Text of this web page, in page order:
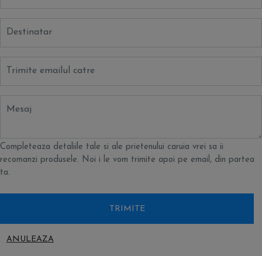
Destinatar
Trimite emailul catre
Mesaj
Completeaza detaliile tale si ale prietenului caruia vrei sa ii
recomanzi produsele. Noi i le vom trimite apoi pe email, din partea
ta.
TRIMITE
ANULEAZA